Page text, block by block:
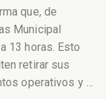
que, de
Municipal
13 horas. Esto
retirar sus
operativos y